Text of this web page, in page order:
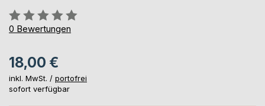
Bewertung::
0%
0 Bewertungen
18,00 €
inkl. MwSt. / portofrei
sofort verfügbar